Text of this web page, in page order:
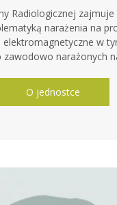
Radiologicznej
narażenia na
elektromagnetyczne w
zawodowo narażonych
O jednostce